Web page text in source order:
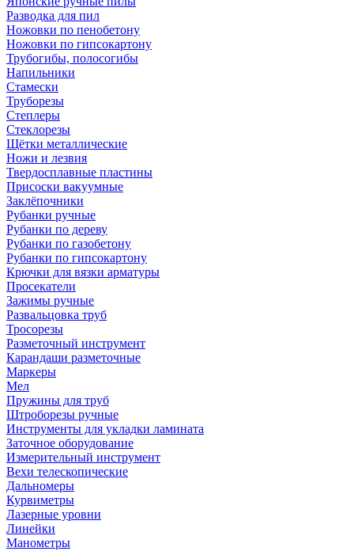
Разводка для пил
Ножовки по пенобетону
Ножовки по гипсокартону
Трубогибы, полосогибы
Напильники
Стамески
Труборезы
Степлеры
Стеклорезы
Щётки металлические
Ножи и лезвия
Твердосплавные пластины
Присоски вакуумные
Заклёпочники
Рубанки ручные
Рубанки по дереву
Рубанки по газобетону
Рубанки по гипсокартону
Крючки для вязки арматуры
Просекатели
Зажимы ручные
Развальцовка труб
Тросорезы
Разметочный инструмент
Карандаши разметочные
Маркеры
Мел
Пружины для труб
Штроборезы ручные
Инструменты для укладки ламината
Заточное оборудование
Измерительный инструмент
Вехи телескопические
Дальномеры
Курвиметры
Лазерные уровни
Линейки
Манометры